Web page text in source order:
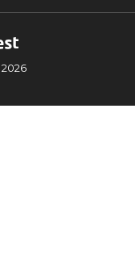
2026